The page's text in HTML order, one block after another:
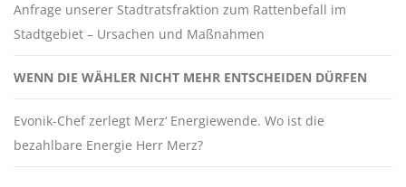
Anfrage unserer Stadtratsfraktion zum Rattenbefall im
Stadtgebiet – Ursachen und Maßnahmen
WENN DIE WÄHLER NICHT MEHR ENTSCHEIDEN DÜRFEN
Evonik-Chef zerlegt Merz‘ Energiewende. Wo ist die
bezahlbare Energie Herr Merz?